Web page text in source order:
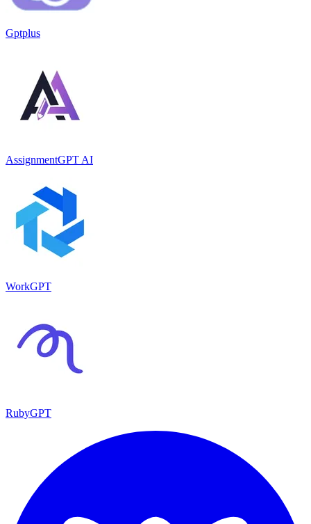
Gptplus
AssignmentGPT AI
WorkGPT
RubyGPT